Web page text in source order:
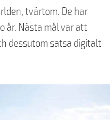
tvärtom. De har
år. Nästa mål var att
dessutom satsa digitalt